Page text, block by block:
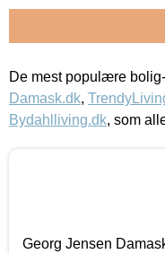
De mest populære
Damask.dk,
Bydahlliving.dk, som
Georg Jensen